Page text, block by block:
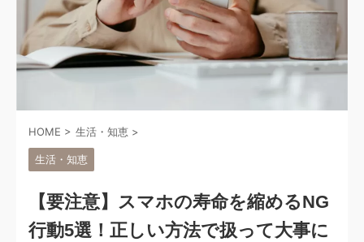
HOME > 生活・知恵 >
生活・知恵
【要注意】スマホの寿命を縮めるNG
行動5選！正しい方法で扱って大事に